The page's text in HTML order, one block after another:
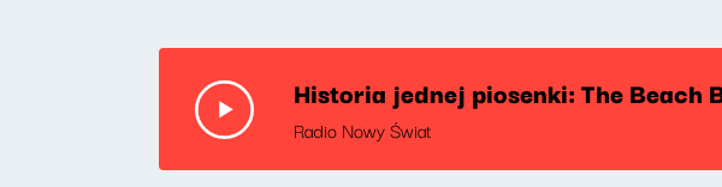
Historia jednej piosenki: The Beach
Radio Nowy Świat